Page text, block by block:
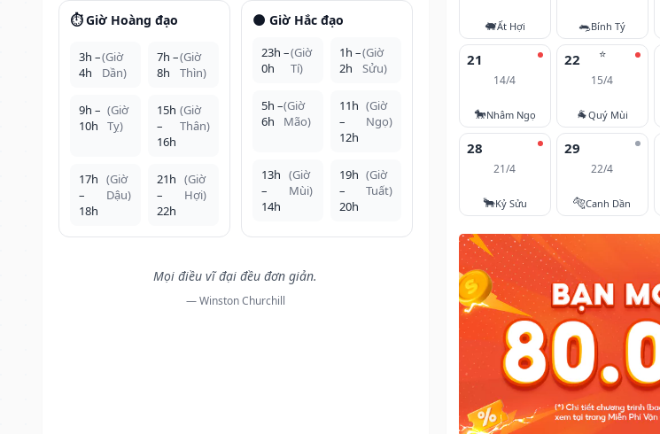
⏱️ Giờ Hoàng đạo
3h –
4h
(Giờ
Dần)
7h –
8h
(Giờ
Thìn)
9h –
10h
(Giờ
Tỵ)
15h
–
16h
(Giờ
Thân)
17h
–
18h
(Giờ
Dậu)
21h
–
22h
(Giờ
Hợi)
🌑 Giờ Hắc đạo
23h –
0h
(Giờ
Tí)
1h –
2h
(Giờ
Sửu)
5h –
6h
(Giờ
Mão)
11h
–
12h
(Giờ
Ngọ)
13h
–
14h
(Giờ
Mùi)
19h
–
20h
(Giờ
Tuất)
Mọi điều vĩ đại đều đơn giản.
— Winston Churchill
🐖Ất Hợi 🐀Bính Tý
21
14/4
🐎Nhâm Ngọ
⭐
22
15/4
🐐Quý Mùi
28
21/4
🐂Kỷ Sửu
29
22/4
🐅Canh Dần